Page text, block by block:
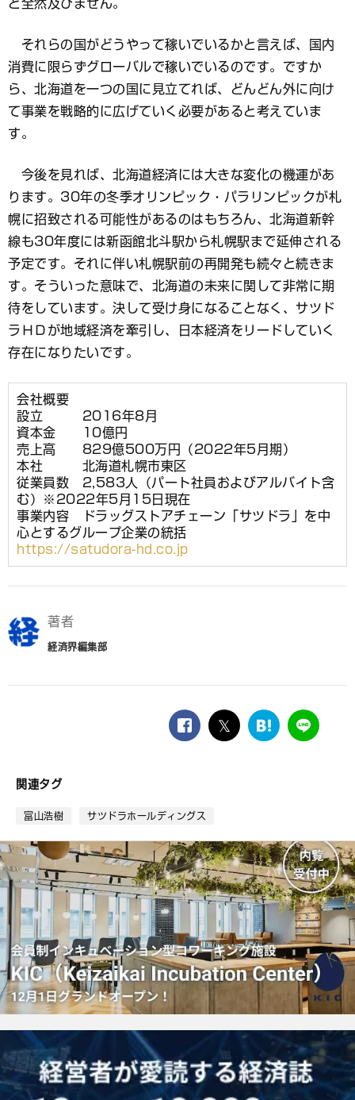
と全然及びません。
それらの国がどうやって稼いでいるかと言えば、国内
消費に限らずグローバルで稼いでいるのです。ですか
ら、北海道を一つの国に見立てれば、どんどん外に向け
て事業を戦略的に広げていく必要があると考えていま
す。
今後を見れば、北海道経済には大きな変化の機運があ
ります。30年の冬季オリンピック・パラリンピックが札
幌に招致される可能性があるのはもちろん、北海道新幹
線も30年度には新函館北斗駅から札幌駅まで延伸される
予定です。それに伴い札幌駅前の再開発も続々と続きま
す。そういった意味で、北海道の未来に関して非常に期
待をしています。決して受け身になることなく、サツド
ラＨＤが地域経済を牽引し、日本経済をリードしていく
存在になりたいです。
会社概要
設立 2016年8月
資本金 10億円
売上高 829億500万円（2022年5月期）
本社 北海道札幌市東区
従業員数 2,583人（パート社員およびアルバイト含
む）※2022年5月15日現在
事業内容 ドラッグストアチェーン「サツドラ」を中
心とするグループ企業の統括
https://satudora-hd.co.jp
著者
経済界編集部
facebook
twitter
は
ー
ク
LINE
関連タグ
富山浩樹 サツドラホールディングス